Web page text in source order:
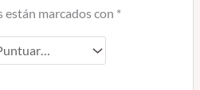
están marcados con *